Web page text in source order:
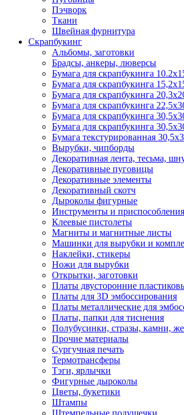
Пэчворк
Ткани
Швейная фурнитура
Скрапбукинг
Альбомы, заготовки
Брадсы, анкеры, люверсы
Бумага для скрапбукинга
Бумага для скрапбукинга
Бумага для скрапбукинга
Бумага для скрапбукинга
Бумага для скрапбукинга
Бумага для скрапбукинга
Бумага текстурированная
Вырубки, чипборды
Декоративная лента, тесьма,
Декоративные пуговицы
Декоративные элементы
Декоративный скотч
Дыроколы фигурные
Инструменты и приспособления
Клеевые пистолеты
Магниты и магнитные листы
Машинки для вырубки и
Наклейки, стикеры
Ножи для вырубки
Открытки, заготовки
Платы двусторонние
Платы для 3D эмбоссирования
Платы металлические для
Платы, папки для тиснения
Полубусинки, стразы, камни,
Прочие материалы
Сургучная печать
Термотрансферы
Тэги, ярлычки
Фигурные дыроколы
Цветы, букетики
Штампы
Штемпельные подушечки